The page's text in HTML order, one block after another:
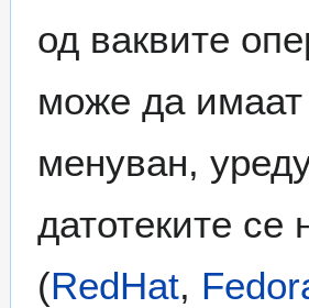
од ваквите
може да имаат
менуван,
датотеките се
(RedHat,